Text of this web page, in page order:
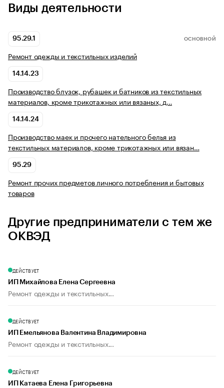
Виды деятельности
95.29.1 ОСНОВНОЙ
Ремонт одежды и текстильных изделий
14.14.23
Производство блузок, рубашек и батников из текстильных
материалов, кроме трикотажных или вязаных, д…
14.14.24
Производство маек и прочего нательного белья из
текстильных материалов, кроме трикотажных или вязан…
95.29
Ремонт прочих предметов личного потребления и бытовых
товаров
Другие предприниматели с тем же
ОКВЭД
ДЕЙСТВУЕТ
ИП Михайлова Елена Сергеевна
Ремонт одежды и текстильных...
ДЕЙСТВУЕТ
ИП Емельянова Валентина Владимировна
Ремонт одежды и текстильных...
ДЕЙСТВУЕТ
ИП Катаева Елена Григорьевна